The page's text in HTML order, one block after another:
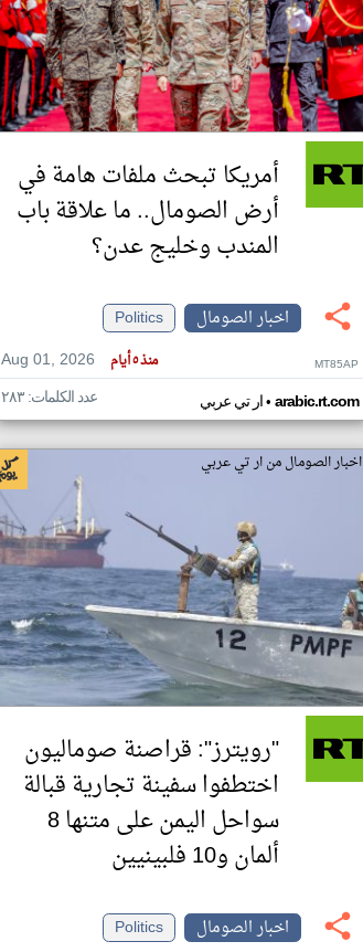
أمريكا تبحث ملفات هامة في
أرض الصومال.. ما علاقة باب
المندب وخليج عدن؟
اخبار الصومال
Politics
Aug 01, 2026
منذ ٥ أيام MT85AP
ار تي عربي• arabic.rt.com عدد الكلمات: ٢٨٣
اخبار الصومال من ار تي عربي
"رويترز": قراصنة صوماليون
اختطفوا سفينة تجارية قبالة
سواحل اليمن على متنها 8
ألمان و10 فلبينيين
اخبار الصومال
Politics